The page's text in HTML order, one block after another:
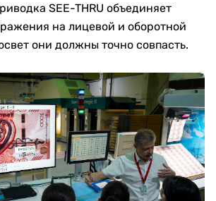
SEE-THRU объединяет
на лицевой и оборотной
они должны точно совпасть.